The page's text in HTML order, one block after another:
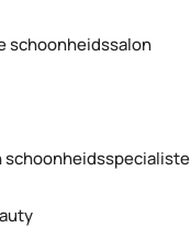
schoonheidssalon
schoonheidsspecialiste